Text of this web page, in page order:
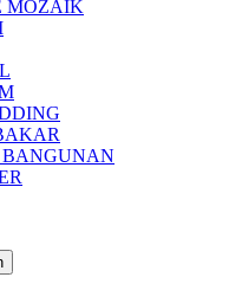
MOZAIK